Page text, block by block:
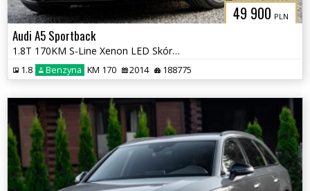
49 900 PLN
Audi A5 Sportback
1.8T 170KM S-Line Xenon LED Skóra Tempomat PDC Klima Serwis
1.8 Benzyna KM 170 2014 188775